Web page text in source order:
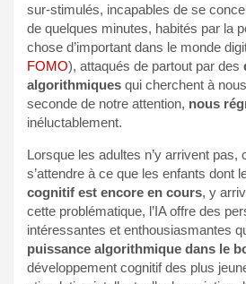
sur-stimulés, incapables de se
de quelques minutes, habités par la
chose d’important dans le monde
FOMO), attaqués de partout par des
algorithmiques qui cherchent à
seconde de notre attention, nous
inéluctablement.
Lorsque les adultes n’y arrivent pas,
s’attendre à ce que les enfants dont
cognitif est encore en cours, y
cette problématique, l’IA offre des
intéressantes et enthousiasmantes
puissance algorithmique dans le
développement cognitif des plus